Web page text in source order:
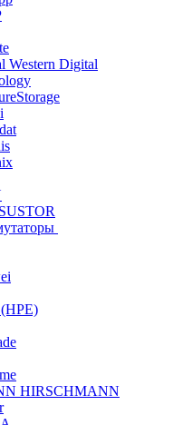
Western Digital
HIRSCHMANN